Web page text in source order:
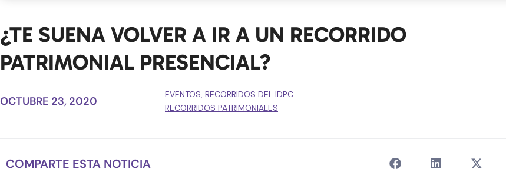
¿TE SUENA VOLVER A IR A UN RECORRIDO
PATRIMONIAL PRESENCIAL?
OCTUBRE 23, 2020 EVENTOS, RECORRIDOS DEL IDPC
RECORRIDOS PATRIMONIALES
COMPARTE ESTA NOTICIA